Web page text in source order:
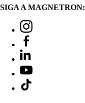
SIGA A MAGNETRON: